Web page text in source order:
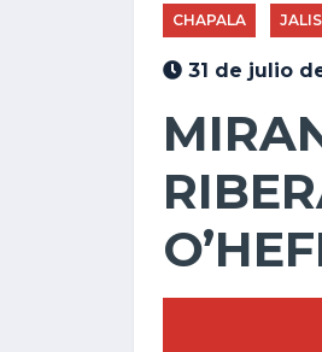
CHAPALA
31 de julio